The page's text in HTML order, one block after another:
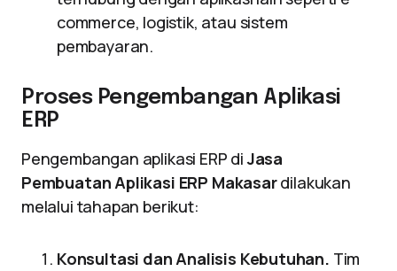
commerce, logistik, atau sistem
pembayaran.
Proses Pengembangan Aplikasi
ERP
Pengembangan aplikasi ERP diJasa
Pembuatan Aplikasi ERP Makasardilakukan
melalui tahapan berikut:
Konsultasi dan Analisis Kebutuhan. Tim